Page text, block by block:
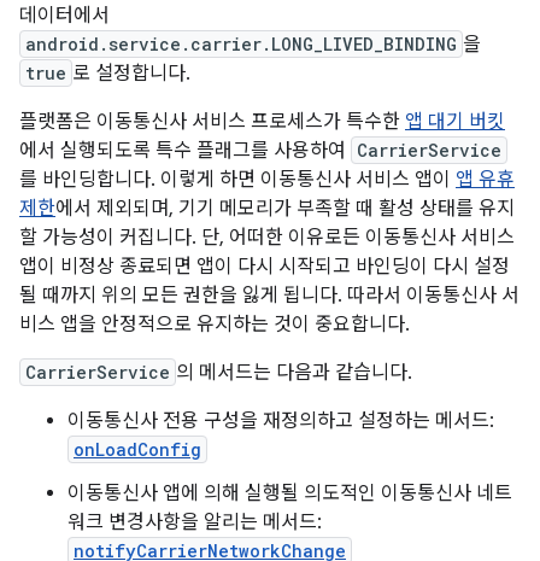
데이터에서
android.service.carrier.LONG_LIVED_BINDING 을
true 로 설정합니다.
플랫폼은 이동통신사 서비스 프로세스가 특수한 앱 대기 버킷
에서 실행되도록 특수 플래그를 사용하여
CarrierService
를 바인딩합니다. 이렇게 하면 이동통신사 서비스 앱이 앱 유휴
제한에서 제외되며, 기기 메모리가 부족할 때 활성 상태를 유지
할 가능성이 커집니다. 단, 어떠한 이유로든 이동통신사 서비스
앱이 비정상 종료되면 앱이 다시 시작되고 바인딩이 다시 설정
될 때까지 위의 모든 권한을 잃게 됩니다. 따라서 이동통신사 서
비스 앱을 안정적으로 유지하는 것이 중요합니다.
CarrierService 의 메서드는 다음과 같습니다.
이동통신사 전용 구성을 재정의하고 설정하는 메서드:
onLoadConfig
이동통신사 앱에 의해 실행될 의도적인 이동통신사 네트
워크 변경사항을 알리는 메서드:
notifyCarrierNetworkChange